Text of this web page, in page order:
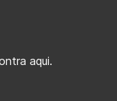
aqui.